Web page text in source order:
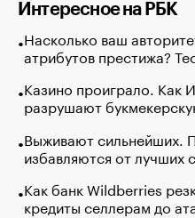
Интересное на РБК
Насколько ваш
атрибутов престижа?
Казино проиграло. Как
разрушают
Выживают сильнейших.
избавляются от лучших
Как банк Wildberries
кредиты селлерам до